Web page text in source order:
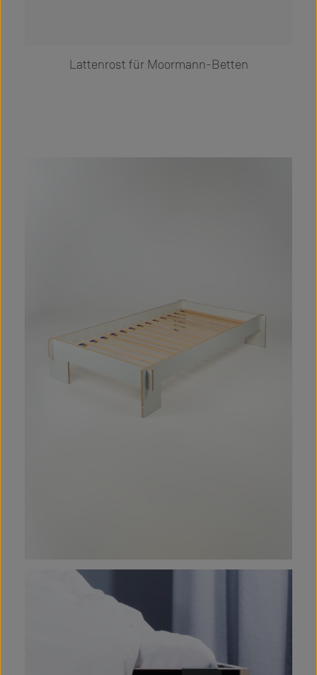
Lattenrost für Moormann-Betten